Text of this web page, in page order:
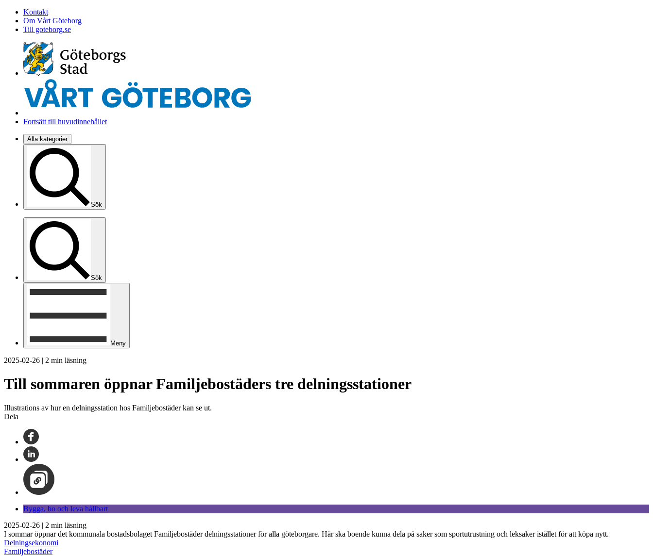
Kontakt
Om Vårt Göteborg
Till goteborg.se
Fortsätt till huvudinnehållet
Alla kategorier
Sök
Sök
Meny
2025-02-26 | 2 min läsning
Till sommaren öppnar Familjebostäders tre delningsstationer
Illustrations av hur en delningsstation hos Familjebostäder kan se ut.
Dela
Bygga, bo och leva hållbart
2025-02-26 | 2 min läsning
I sommar öppnar det kommunala bostadsbolaget Familjebostäder delningsstationer för alla göteborgare. Här ska boende kunna dela på saker som sportutrustning och leksaker istället för att köpa nytt.
Delningsekonomi
Familjebostäder